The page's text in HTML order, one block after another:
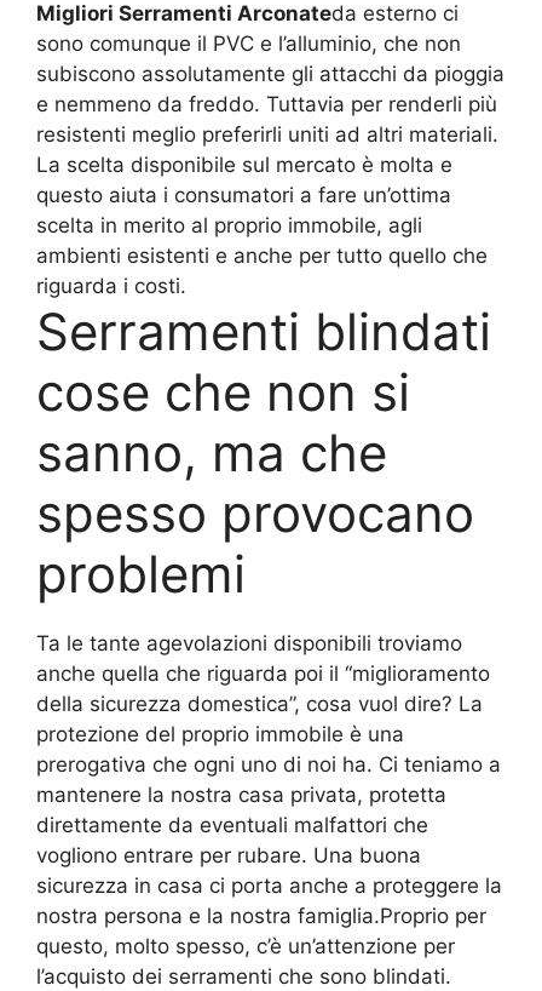
Migliori Serramenti Arconateda esterno ci
sono comunque il PVC e l’alluminio, che non
subiscono assolutamente gli attacchi da pioggia
e nemmeno da freddo. Tuttavia per renderli più
resistenti meglio preferirli uniti ad altri materiali.
La scelta disponibile sul mercato è molta e
questo aiuta i consumatori a fare un’ottima
scelta in merito al proprio immobile, agli
ambienti esistenti e anche per tutto quello che
riguarda i costi.
Serramenti blindati
cose che non si
sanno, ma che
spesso provocano
problemi
Ta le tante agevolazioni disponibili troviamo
anche quella che riguarda poi il “miglioramento
della sicurezza domestica”, cosa vuol dire? La
protezione del proprio immobile è una
prerogativa che ogni uno di noi ha. Ci teniamo a
mantenere la nostra casa privata, protetta
direttamente da eventuali malfattori che
vogliono entrare per rubare. Una buona
sicurezza in casa ci porta anche a proteggere la
nostra persona e la nostra famiglia.Proprio per
questo, molto spesso, c’è un’attenzione per
l’acquisto dei serramenti che sono blindati.